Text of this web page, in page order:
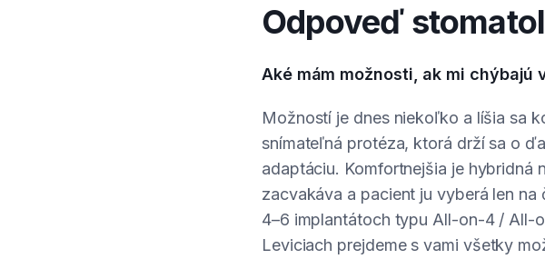
Odpoveď
Aké mám možnosti, ak mi chýbajú
Možností je dnes niekoľko a líšia sa
snímateľná protéza, ktorá drží sa o
adaptáciu. Komfortnejšia je hybridná
zacvakáva a pacient ju vyberá len
4–6 implantátoch typu All-on-4 / All-
Leviciach prejdeme s vami všetky